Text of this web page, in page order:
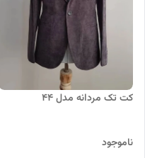
کت تک مردانه مدل 44
ناموجود